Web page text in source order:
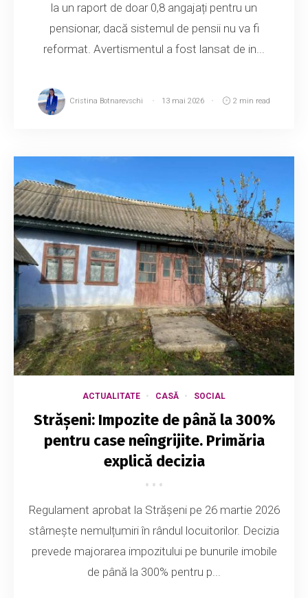
la un raport de doar 0,8 angajați pentru un
pensionar, dacă sistemul de pensii nu va fi
reformat. Avertismentul a fost lansat de in...
Cristina Botnarevschi 13 mai 2026 2 min read
ACTUALITATE CASĂ SOCIAL
Strășeni: Impozite de până la 300%
pentru case neîngrijite. Primăria
explică decizia
Regulament aprobat la Strășeni pe 26 martie 2026
stârnește nemulțumiri în rândul locuitorilor. Decizia
prevede majorarea impozitului pe bunurile imobile
de până la 300% pentru p...